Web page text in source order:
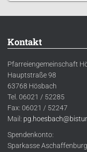
Kontakt
Pfarreiengemeinschaft
Hauptstraße 98
63768 Hösbach
Tel. 06021 / 52285
Fax: 06021 / 52247
Mail:
Spendenkonto:
Sparkasse